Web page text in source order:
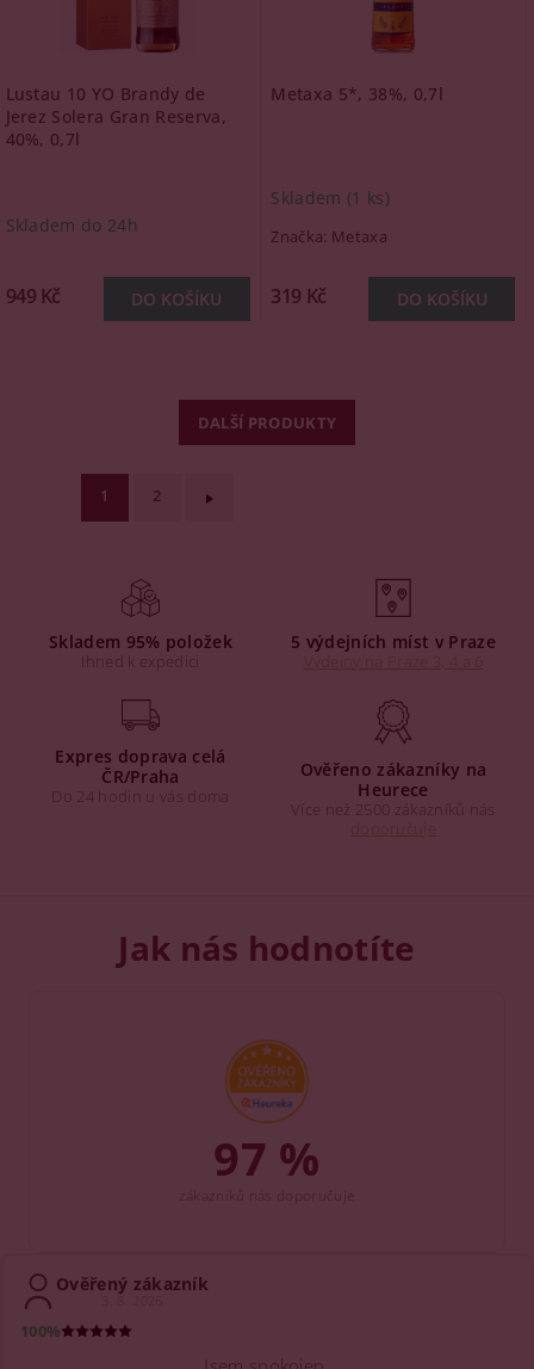
Lustau 10 YO Brandy de
Jerez Solera Gran Reserva,
40%, 0,7l
Skladem do 24h
949 Kč
Metaxa 5*, 38%, 0,7l
Skladem (1 ks)
Značka: Metaxa
319 Kč
DALŠÍ PRODUKTY
1 2
Skladem 95% položek
Ihned k expedici
5 výdejních míst v Praze
Expres doprava celá
ČR/Praha
Do 24 hodin u vás doma
Ověřeno zákazníky na
Heurece
Více než 2500 zákazníků nás
Jak nás hodnotíte
97 %
Ověřený zákazník
100%